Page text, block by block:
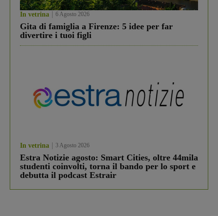
In vetrina 6 Agosto 2026
Gita di famiglia a Firenze: 5 idee per far
divertire i tuoi figli
In vetrina 3 Agosto 2026
Estra Notizie agosto: Smart Cities, oltre 44mila
studenti coinvolti, torna il bando per lo sport e
debutta il podcast Estrair